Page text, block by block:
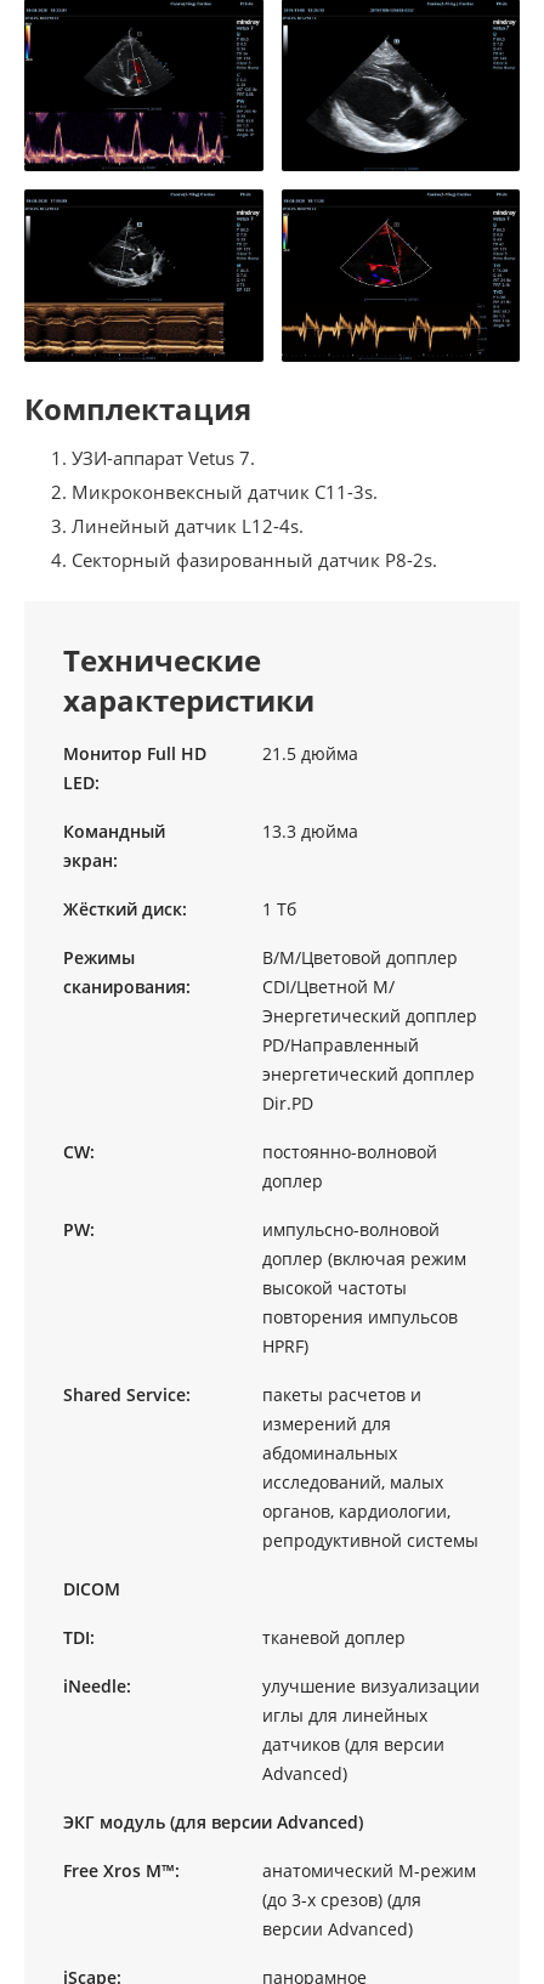
Комплектация
УЗИ-аппарат Vetus 7.
Микроконвексный датчик C11-3s.
Линейный датчик L12-4s.
Секторный фазированный датчик P8-2s.
Технические
характеристики
Монитор Full HD
LED:
21.5 дюйма
Командный
экран:
13.3 дюйма
Жёсткий диск: 1 Тб
Режимы
сканирования:
B/M/Цветовой допплер
CDI/Цветной M/
Энергетический допплер
PD/Направленный
энергетический допплер
Dir.PD
CW:
постоянно-волновой
доплер
PW:
импульсно-волновой
доплер (включая режим
высокой частоты
повторения импульсов
HPRF)
Shared Service:
пакеты расчетов и
измерений для
абдоминальных
исследований, малых
органов, кардиологии,
репродуктивной системы
DICOM
TDI: тканевой доплер
iNeedle:
улучшение визуализации
иглы для линейных
датчиков (для версии
Advanced)
ЭКГ модуль (для версии Advanced)
Free Xros M™:
анатомический М-режим
(до 3-х срезов) (для
версии Advanced)
iScape: панорамное